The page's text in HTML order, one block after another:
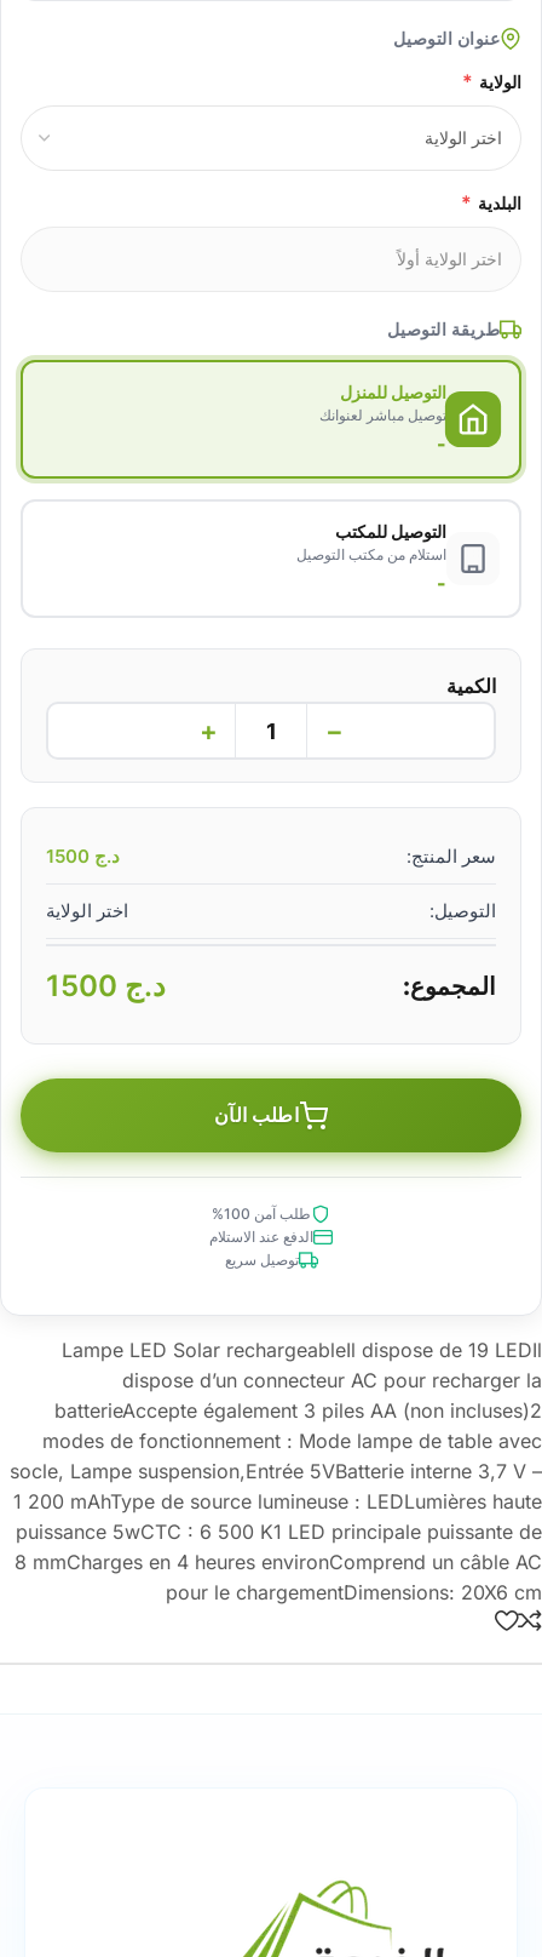
عنوان التوصيل
الولاية *
البلدية *
طريقة التوصيل
التوصيل للمنزل
توصيل مباشر لعنوانك
-
التوصيل للمكتب
استلام من مكتب التوصيل
-
الكمية
−
+
سعر المنتج: د.ج
التوصيل: اختر الولاية
المجموع: د.ج
اطلب الآن
طلب آمن 100%
الدفع عند الاستلام
توصيل سريع
Lampe LED Solar rechargeableIl dispose de 19 LEDIl
dispose d’un connecteur AC pour recharger la
batterieAccepte également 3 piles AA (non incluses)2
modes de fonctionnement : Mode lampe de table avec
socle, Lampe suspension,Entrée 5VBatterie interne 3,7 V –
1 200 mAhType de source lumineuse : LEDLumières haute
puissance 5wCTC : 6 500 K1 LED principale puissante de
8 mmCharges en 4 heures environComprend un câble AC
pour le chargementDimensions: 20X6 cm